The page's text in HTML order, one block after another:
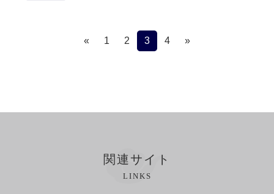
« 1 2 3 4 »
関連サイト
LINKS